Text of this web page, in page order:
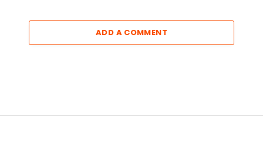
ADD A COMMENT